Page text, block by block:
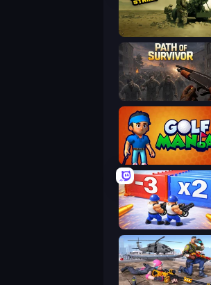
Modern Cannon Strike
Path of Survivor
Golf Mania
Battle Brigade